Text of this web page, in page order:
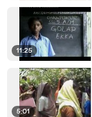
11:25
5:01